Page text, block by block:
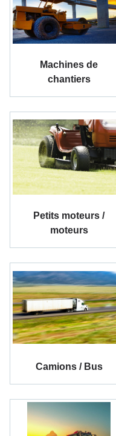
Machines de
chantiers
Petits moteurs /
moteurs
Camions / Bus